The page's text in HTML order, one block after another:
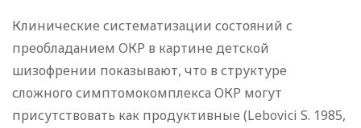
Клинические систематизации состояний с
преобладанием ОКР в картине детской
шизофрении показывают, что в структуре
сложного симптомокомплекса ОКР могут
присутствовать как продуктивные (Lebovici S. 1985,